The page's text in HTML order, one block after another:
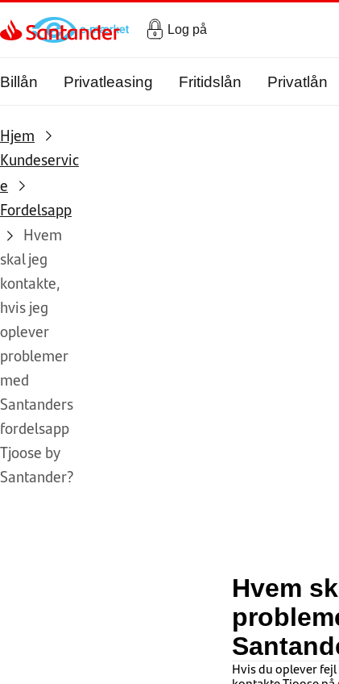
Gå til hovedindholdet
Log på
Billån Privatleasing Fritidslån Privatlån
Hjem
Kundeservic
e
Fordelsapp
Hvem
skal jeg
kontakte,
hvis jeg
oplever
problemer
med
Santanders
fordelsapp
Tjoose by
Santander?
Hvem
Hvis du oplever fejl